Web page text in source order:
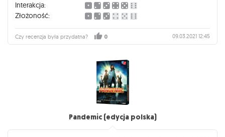
Interakcja:
Złożoność:
Czy recenzja była przydatna? 0 09.03.2021 12:45
Pandemic (edycja polska)